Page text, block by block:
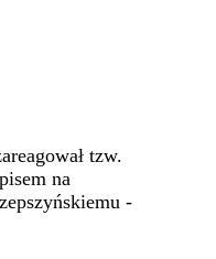
tzw.
na
-